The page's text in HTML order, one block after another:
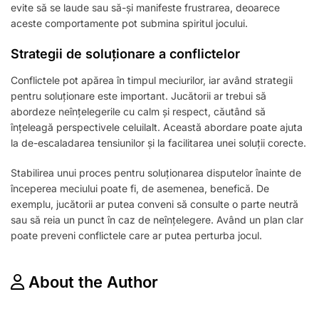
evite să se laude sau să-și manifeste frustrarea, deoarece
aceste comportamente pot submina spiritul jocului.
Strategii de soluționare a conflictelor
Conflictele pot apărea în timpul meciurilor, iar având strategii
pentru soluționare este important. Jucătorii ar trebui să
abordeze neînțelegerile cu calm și respect, căutând să
înțeleagă perspectivele celuilalt. Această abordare poate ajuta
la de-escaladarea tensiunilor și la facilitarea unei soluții corecte.
Stabilirea unui proces pentru soluționarea disputelor înainte de
începerea meciului poate fi, de asemenea, benefică. De
exemplu, jucătorii ar putea conveni să consulte o parte neutră
sau să reia un punct în caz de neînțelegere. Având un plan clar
poate preveni conflictele care ar putea perturba jocul.
About the Author